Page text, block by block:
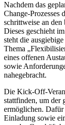
Nachdem das
Change-Prozesses
schrittweise an den
Dieses geschieht
steht die
Thema
eines offenen
sowie
nahegebracht.
Die Kick-Off-
stattfinden, um der
ermöglichen.
Einladung sowie